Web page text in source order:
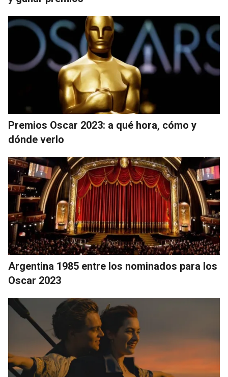
Premios Oscar 2023: a qué hora, cómo y
dónde verlo
Argentina 1985 entre los nominados para los
Oscar 2023